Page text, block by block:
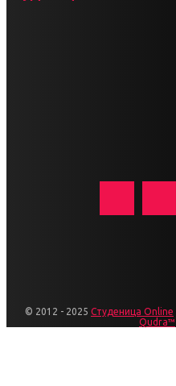
© 2012 - 2025 Студеница Online
Qudra™